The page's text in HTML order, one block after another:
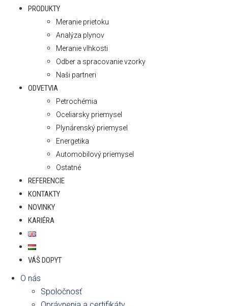
PRODUKTY
Meranie prietoku
Analýza plynov
Meranie vlhkosti
Odber a spracovanie vzorky
Naši partneri
ODVETVIA
Petrochémia
Oceliarsky priemysel
Plynárenský priemysel
Energetika
Automobilový priemysel
Ostatné
REFERENCIE
KONTAKTY
NOVINKY
KARIÉRA
VÁŠ DOPYT
O nás
Spoločnosť